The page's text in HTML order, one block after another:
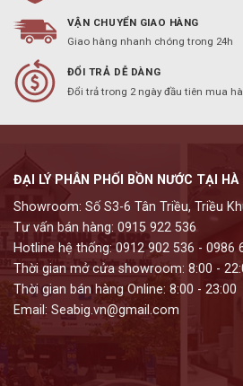
VẬN CHUYỂN GIAO HÀNG
Giao hàng nhanh chóng trong 24h
ĐỔI TRẢ DỄ DÀNG
Đổi trả trong 2 ngày đầu tiên mua
ĐẠI LÝ PHÂN PHỐI BỒN NƯỚC TẠI HÀ
Showroom: Số S3-6 Tân Triều, Triều
Tư vấn bán hàng: 0915 922 536
Hotline hệ thống: 0912 902 536 - 0986
Thời gian mở cửa showroom: 8:00 -
Thời gian bán hàng Online: 8:00 - 23:00
Email: Seabig.vn@gmail.com